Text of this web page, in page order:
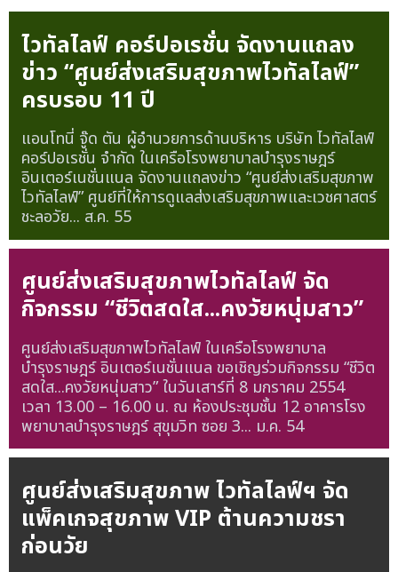
ไวทัลไลฟ์ คอร์ปอเรชั่น จัดงานแถลง
ข่าว “ศูนย์ส่งเสริมสุขภาพไวทัลไลฟ์”
ครบรอบ 11 ปี
แอนโทนี่ จู๊ด ตัน ผู้อำนวยการด้านบริหาร บริษัท ไวทัลไลฟ์
คอร์ปอเรชั่น จำกัด ในเครือโรงพยาบาลบำรุงราษฎร์
อินเตอร์เนชั่นแนล จัดงานแถลงข่าว “ศูนย์ส่งเสริมสุขภาพ
ไวทัลไลฟ์” ศูนย์ที่ให้การดูแลส่งเสริมสุขภาพและเวชศาสตร์
ชะลอวัย... ส.ค. 55
ศูนย์ส่งเสริมสุขภาพไวทัลไลฟ์ จัด
กิจกรรม “ชีวิตสดใส...คงวัยหนุ่มสาว”
ศูนย์ส่งเสริมสุขภาพไวทัลไลฟ์ ในเครือโรงพยาบาล
บำรุงราษฎร์ อินเตอร์เนชั่นแนล ขอเชิญร่วมกิจกรรม “ชีวิต
สดใส...คงวัยหนุ่มสาว” ในวันเสาร์ที่ 8 มกราคม 2554
เวลา 13.00 – 16.00 น. ณ ห้องประชุมชั้น 12 อาคารโรง
พยาบาลบำรุงราษฎร์ สุขุมวิท ซอย 3... ม.ค. 54
ศูนย์ส่งเสริมสุขภาพ ไวทัลไลฟ์ฯ จัด
แพ็คเกจสุขภาพ VIP ต้านความชรา
ก่อนวัย